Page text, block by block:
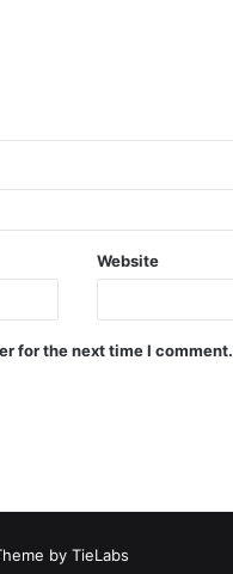
Website
for the next time I comment.
by TieLabs